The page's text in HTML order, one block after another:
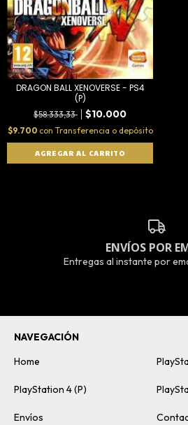
DRAGON BALL XENOVERSE - PS4
(P)
$58.333,33 $10.000
$9.700 con Transferencia o depósito
ENVÍOS POR
Entregas al instante por
NAVEGACIÓN
Home
PlayStation 4 (P)
Envíos